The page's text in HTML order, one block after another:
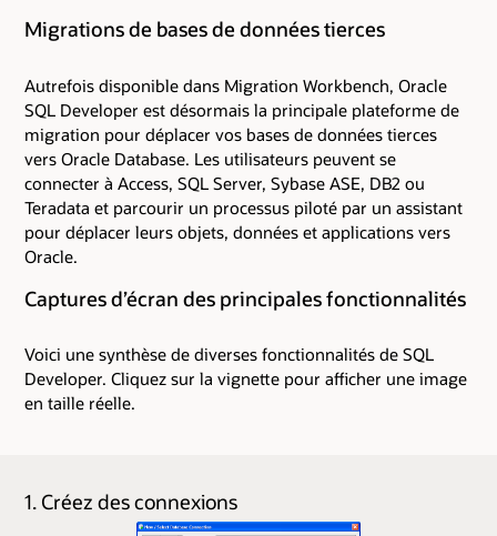
Migrations de bases de données tierces
Autrefois disponible dans Migration Workbench, Oracle
SQL Developer est désormais la principale plateforme de
migration pour déplacer vos bases de données tierces
vers Oracle Database. Les utilisateurs peuvent se
connecter à Access, SQL Server, Sybase ASE, DB2 ou
Teradata et parcourir un processus piloté par un assistant
pour déplacer leurs objets, données et applications vers
Oracle.
Captures d’écran des principales fonctionnalités
Voici une synthèse de diverses fonctionnalités de SQL
Developer. Cliquez sur la vignette pour afficher une image
en taille réelle.
1. Créez des connexions